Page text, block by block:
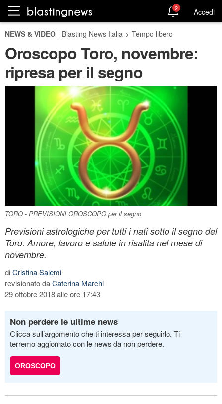
2 Accedi
NEWS & VIDEO Blasting News Italia > Tempo libero
Oroscopo Toro, novembre:
ripresa per il segno
TORO - PREVISIONI OROSCOPO per il segno
Previsioni astrologiche per tutti i nati sotto il segno del
Toro. Amore, lavoro e salute in risalita nel mese di
novembre.
diCristina Salemi
revisionato daCaterina Marchi
29 ottobre 2018 alle ore 17:43
Non perdere le ultime news
Clicca sull’argomento che ti interessa per seguirlo. Ti
terremo aggiornato con le news da non perdere.
OROSCOPO